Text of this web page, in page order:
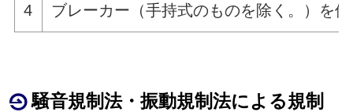
4 ブレーカー（手持式のものを除く。）を
騒音規制法・振動規制法による規制